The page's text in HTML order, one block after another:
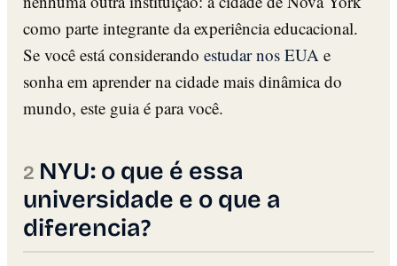
como parte integrante da experiência educacional.
Se você está considerando estudar nos EUA e
sonha em aprender na cidade mais dinâmica do
mundo, este guia é para você.
NYU: o que é essa
universidade e o que a
diferencia?